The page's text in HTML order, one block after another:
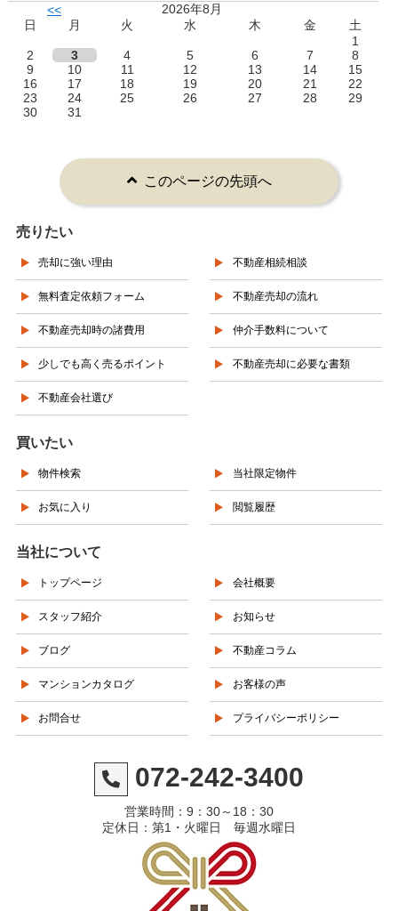
<<
2026年8月
日
月 火 水 木 金
土
1
2
3 4 5 6 7
8
9
10 11 12 13 14
15
16
17 18 19 20 21
22
23
24 25 26 27 28
29
30
31
このページの先頭へ
売りたい
売却に強い理由 不動産相続相談
無料査定依頼フォーム 不動産売却の流れ
不動産売却時の諸費用 仲介手数料について
少しでも高く売るポイント 不動産売却に必要な書類
不動産会社選び
買いたい
物件検索 当社限定物件
お気に入り 閲覧履歴
当社について
トップページ 会社概要
スタッフ紹介 お知らせ
ブログ 不動産コラム
マンションカタログ お客様の声
お問合せ プライバシーポリシー
072-242-3400
営業時間：9：30～18：30
定休日：第1・火曜日 毎週水曜日